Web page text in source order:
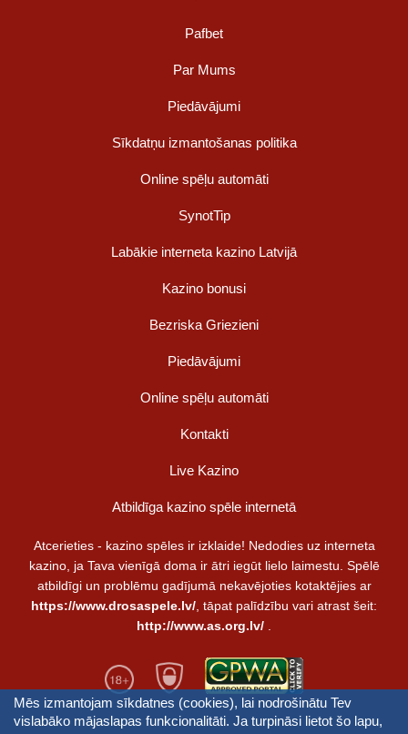
Pafbet
Par Mums
Piedāvājumi
Sīkdatņu izmantošanas politika
Online spēļu automāti
SynotTip
Labākie interneta kazino Latvijā
Kazino bonusi
Bezriska Griezieni
Piedāvājumi
Online spēļu automāti
Kontakti
Live Kazino
Atbildīga kazino spēle internetā
Atcerieties - kazino spēles ir izklaide! Nedodies uz interneta
kazino, ja Tava vienīgā doma ir ātri iegūt lielo laimestu. Spēlē
atbildīgi un problēmu gadījumā nekavējoties kotaktējies ar
https://www.drosaspele.lv/ , tāpat palīdzību vari atrast šeit:
http://www.as.org.lv/
Mēs izmantojam sīkdatnes (cookies), lai nodrošinātu Tev
vislabāko mājaslapas funkcionalitāti. Ja turpināsi lietot šo lapu,